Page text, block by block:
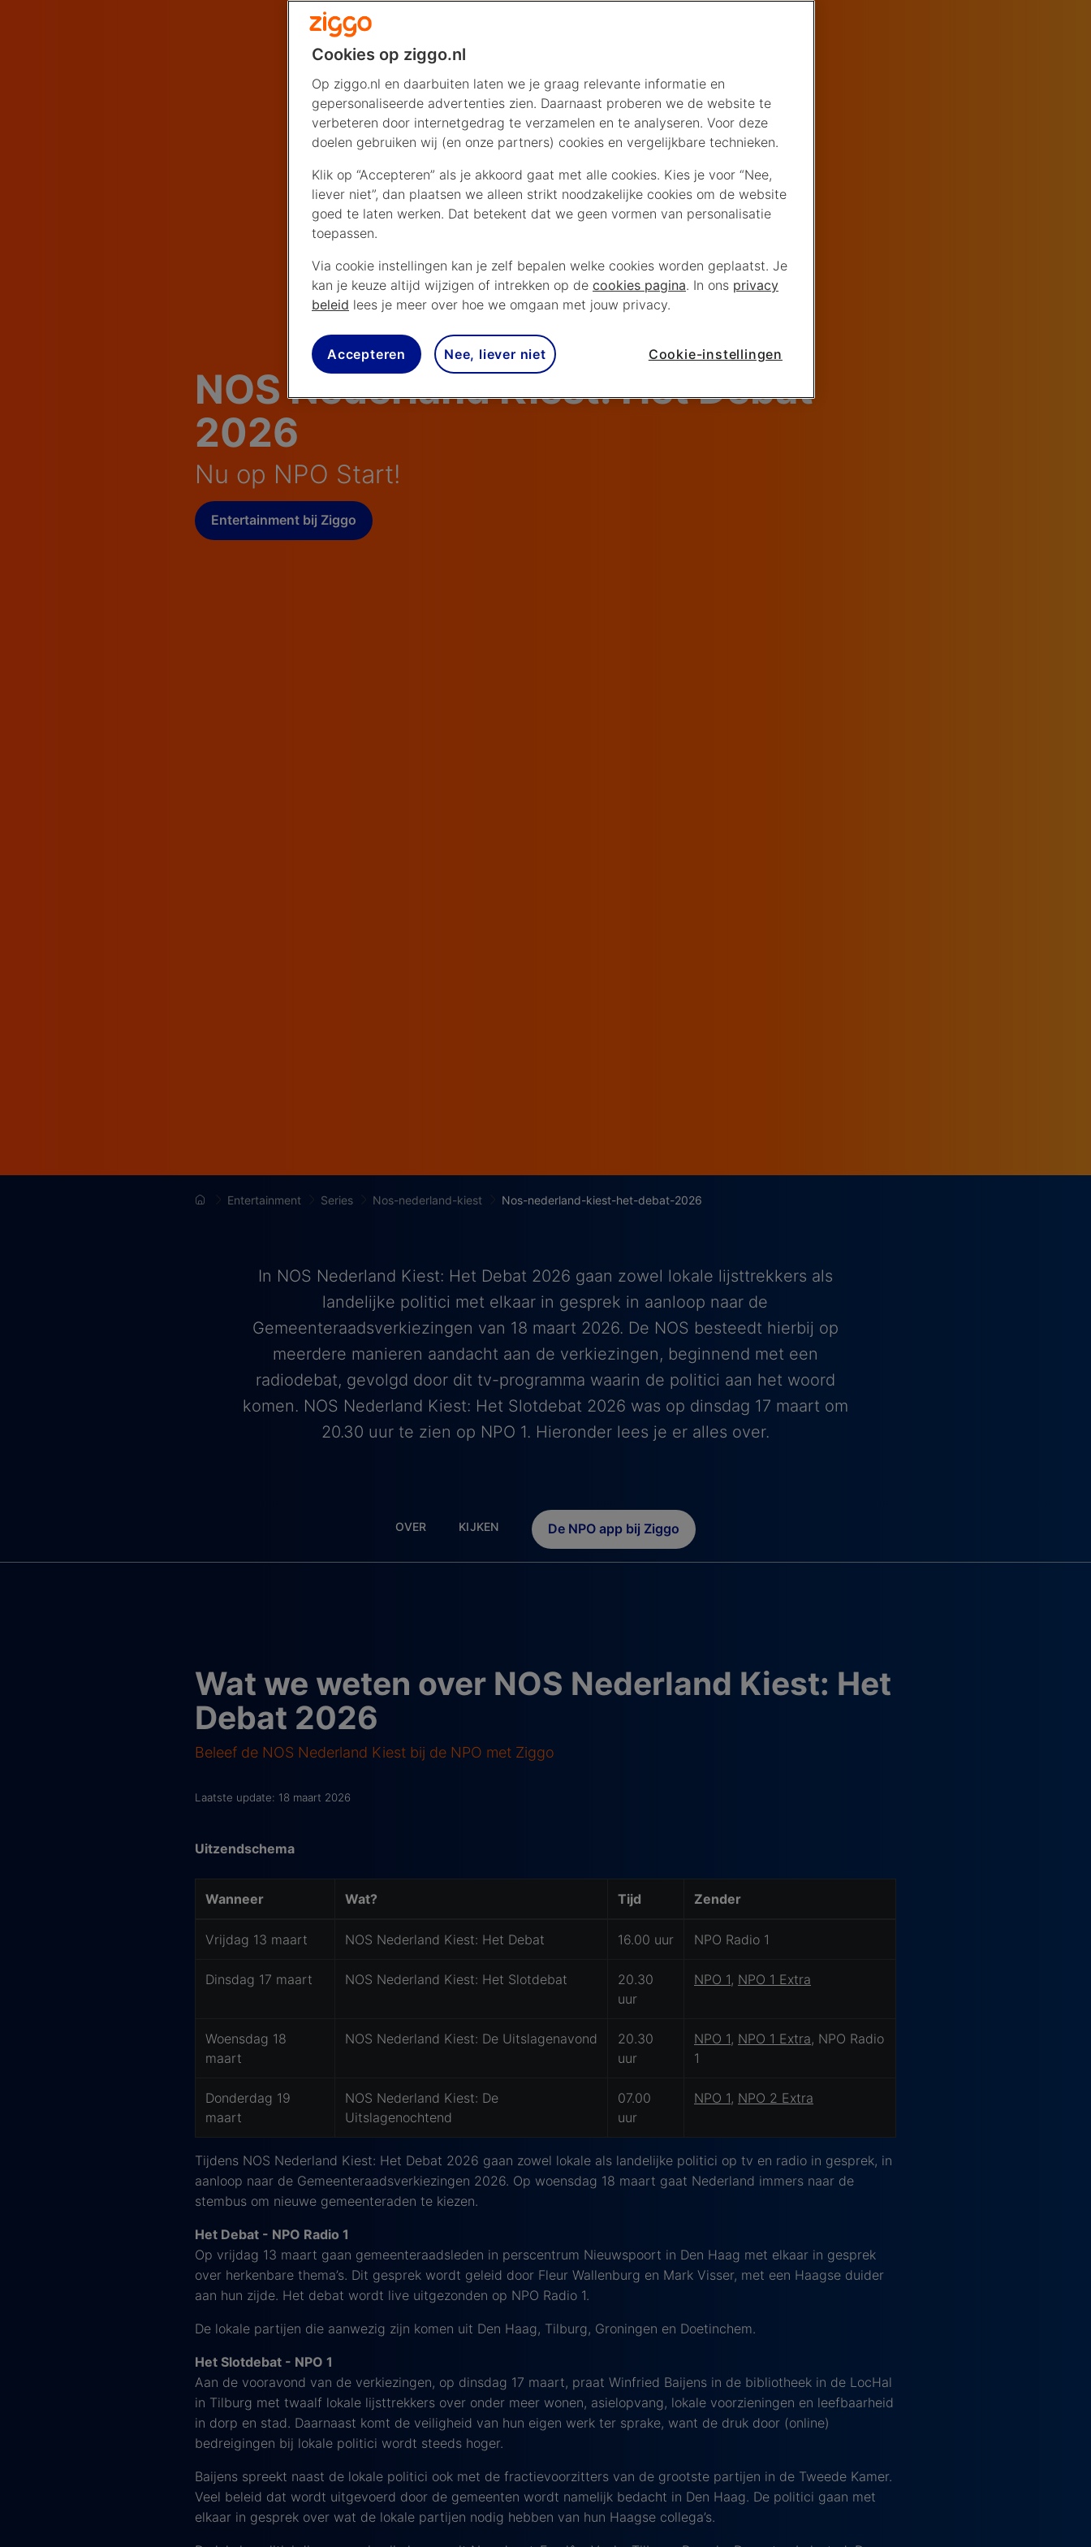
NOS Nederland Kiest: Het Debat
2026
Nu op NPO Start!
Entertainment bij Ziggo
Entertainment Series Nos-nederland-kiest Nos-nederland-kiest-het-debat-2026
In NOS Nederland Kiest: Het Debat 2026 gaan zowel lokale lijsttrekkers als
landelijke politici met elkaar in gesprek in aanloop naar de
Gemeenteraadsverkiezingen van 18 maart 2026. De NOS besteedt hierbij op
meerdere manieren aandacht aan de verkiezingen, beginnend met een
radiodebat, gevolgd door dit tv-programma waarin de politici aan het woord
komen. NOS Nederland Kiest: Het Slotdebat 2026 was op dinsdag 17 maart om
20.30 uur te zien op NPO 1. Hieronder lees je er alles over.
OVER KIJKEN De NPO app bij Ziggo
Wat we weten over NOS Nederland Kiest: Het
Debat 2026
Beleef de NOS Nederland Kiest bij de NPO met Ziggo
Laatste update: 18 maart 2026
Uitzendschema
Wanneer Wat? Tijd Zender
Vrijdag 13 maart NOS Nederland Kiest: Het Debat 16.00 uur NPO Radio 1
Dinsdag 17 maart NOS Nederland Kiest: Het Slotdebat
20.30
uur
NPO 1, NPO 1 Extra
Woensdag 18
maart
NOS Nederland Kiest: De Uitslagenavond
20.30
uur
NPO 1, NPO 1 Extra, NPO Radio
1
Donderdag 19
maart
NOS Nederland Kiest: De
Uitslagenochtend
07.00
uur
NPO 1, NPO 2 Extra
Tijdens NOS Nederland Kiest: Het Debat 2026 gaan zowel lokale als landelijke politici op tv en radio in gesprek, in
aanloop naar de Gemeenteraadsverkiezingen 2026. Op woensdag 18 maart gaat Nederland immers naar de
stembus om nieuwe gemeenteraden te kiezen.
Het Debat - NPO Radio 1
Op vrijdag 13 maart gaan gemeenteraadsleden in perscentrum Nieuwspoort in Den Haag met elkaar in gesprek
over herkenbare thema’s. Dit gesprek wordt geleid door Fleur Wallenburg en Mark Visser, met een Haagse duider
aan hun zijde. Het debat wordt live uitgezonden op NPO Radio 1.
De lokale partijen die aanwezig zijn komen uit Den Haag, Tilburg, Groningen en Doetinchem.
Het Slotdebat - NPO 1
Aan de vooravond van de verkiezingen, op dinsdag 17 maart, praat Winfried Baijens in de bibliotheek in de LocHal
in Tilburg met twaalf lokale lijsttrekkers over onder meer wonen, asielopvang, lokale voorzieningen en leefbaarheid
in dorp en stad. Daarnaast komt de veiligheid van hun eigen werk ter sprake, want de druk door (online)
bedreigingen bij lokale politici wordt steeds hoger.
Baijens spreekt naast de lokale politici ook met de fractievoorzitters van de grootste partijen in de Tweede Kamer.
Veel beleid dat wordt uitgevoerd door de gemeenten wordt namelijk bedacht in Den Haag. De politici gaan met
elkaar in gesprek over wat de lokale partijen nodig hebben van hun Haagse collega’s.
Cookies op ziggo.nl
Op ziggo.nl en daarbuiten laten we je graag relevante informatie en
gepersonaliseerde advertenties zien. Daarnaast proberen we de website te
verbeteren door internetgedrag te verzamelen en te analyseren. Voor deze
doelen gebruiken wij (en onze partners) cookies en vergelijkbare technieken.
Klik op “Accepteren” als je akkoord gaat met alle cookies. Kies je voor “Nee,
liever niet”, dan plaatsen we alleen strikt noodzakelijke cookies om de website
goed te laten werken. Dat betekent dat we geen vormen van personalisatie
toepassen.
Via cookie instellingen kan je zelf bepalen welke cookies worden geplaatst. Je
kan je keuze altijd wijzigen of intrekken op de cookies pagina. In ons privacy
beleid lees je meer over hoe we omgaan met jouw privacy.
Accepteren Nee, liever niet Cookie-instellingen